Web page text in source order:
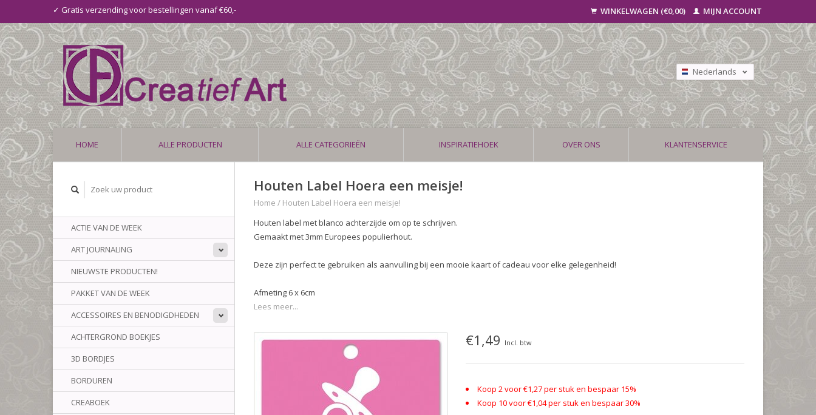
✓ Gratis verzending voor bestellingen vanaf €60,- WINKELWAGEN (€0,00) MIJN ACCOUNT
Nederlands
Deutsch
Français
HOME ALLE PRODUCTEN ALLE CATEGORIEËN INSPIRATIEHOEK OVER ONS KLANTENSERVICE
ACTIE VAN DE WEEK
ART JOURNALING
NIEUWSTE PRODUCTEN!
PAKKET VAN DE WEEK
ACCESSOIRES EN BENODIGDHEDEN
ACHTERGROND BOEKJES
3D BORDJES
BORDUREN
CREABOEK
Houten Label Hoera een meisje!
Home / Houten Label Hoera een meisje!
Houten label met blanco achterzijde om op te schrijven.
Gemaakt met 3mm Europees populierhout.
Deze zijn perfect te gebruiken als aanvulling bij een mooie kaart of cadeau voor elke gelegenheid!
Afmeting 6 x 6cm
Lees meer...
€1,49 Incl. btw
Koop 2 voor €1,27 per stuk en bespaar 15%
Koop 10 voor €1,04 per stuk en bespaar 30%